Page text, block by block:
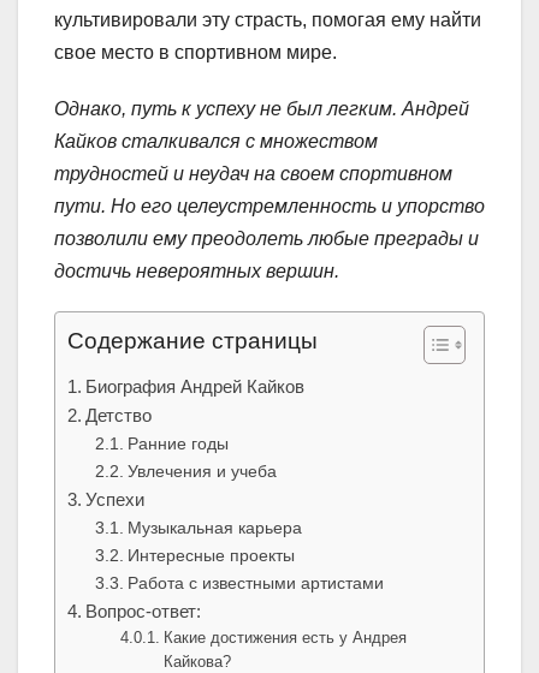
культивировали эту страсть, помогая ему найти
свое место в спортивном мире.
Однако, путь к успеху не был легким. Андрей
Кайков сталкивался с множеством
трудностей и неудач на своем спортивном
пути. Но его целеустремленность и упорство
позволили ему преодолеть любые преграды и
достичь невероятных вершин.
Содержание страницы
Биография Андрей Кайков
Детство
Ранние годы
Увлечения и учеба
Успехи
Музыкальная карьера
Интересные проекты
Работа с известными артистами
Вопрос-ответ:
Какие достижения есть у Андрея
Кайкова?